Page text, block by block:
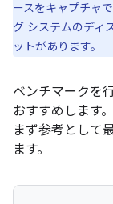
ースをキャプチャ
グ システムのディ
ットがあります。
ベンチマークを
おすすめします
まず参考として
ます。